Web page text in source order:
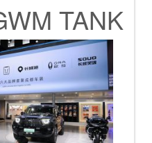
TANK